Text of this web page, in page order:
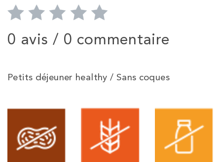
0 avis / 0 commentaire
Petits déjeuner healthy / Sans coques